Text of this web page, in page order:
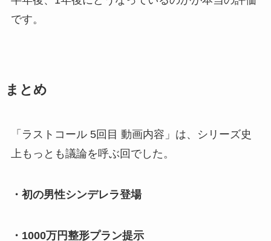
です。
まとめ
「ラストコール 5回目 動画内容」は、シリーズ史
上もっとも議論を呼ぶ回でした。
・初の男性シンデレラ登場
・1000万円整形プラン提示